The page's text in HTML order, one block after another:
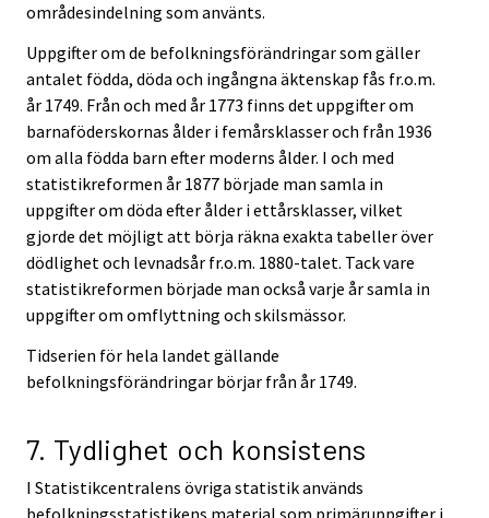
områdesindelning som använts.
Uppgifter om de befolkningsförändringar som gäller
antalet födda, döda och ingångna äktenskap fås fr.o.m.
år 1749. Från och med år 1773 finns det uppgifter om
barnaföderskornas ålder i femårsklasser och från 1936
om alla födda barn efter moderns ålder. I och med
statistikreformen år 1877 började man samla in
uppgifter om döda efter ålder i ettårsklasser, vilket
gjorde det möjligt att börja räkna exakta tabeller över
dödlighet och levnadsår fr.o.m. 1880-talet. Tack vare
statistikreformen började man också varje år samla in
uppgifter om omflyttning och skilsmässor.
Tidserien för hela landet gällande
befolkningsförändringar börjar från år 1749.
7. Tydlighet och konsistens
I Statistikcentralens övriga statistik används
befolkningsstatistikens material som primäruppgifter i